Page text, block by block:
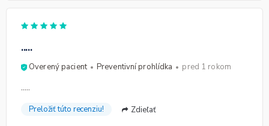
.....
Overený pacient Preventivní prohlídka pred 1 rokom
.....
Preložiť túto recenziu! Zdieľať